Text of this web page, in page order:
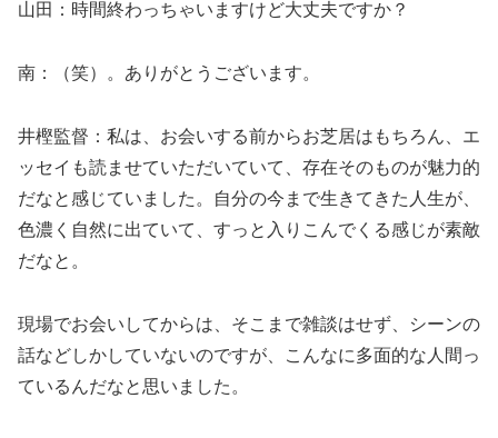
山田：時間終わっちゃいますけど大丈夫ですか？
南：（笑）。ありがとうございます。
井樫監督：私は、お会いする前からお芝居はもちろん、エ
ッセイも読ませていただいていて、存在そのものが魅力的
だなと感じていました。自分の今まで生きてきた人生が、
色濃く自然に出ていて、すっと入りこんでくる感じが素敵
だなと。
現場でお会いしてからは、そこまで雑談はせず、シーンの
話などしかしていないのですが、こんなに多面的な人間っ
ているんだなと思いました。